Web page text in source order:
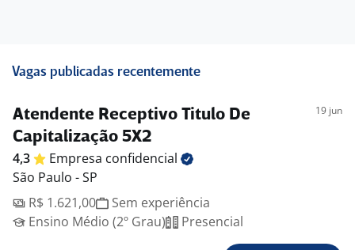
Vagas publicadas recentemente
Atendente Receptivo Titulo De
Capitalização 5X2
19 jun
4,3 Empresa confidencial
São Paulo - SP
R$ 1.621,00
Sem experiência
Ensino Médio (2º Grau)
Presencial